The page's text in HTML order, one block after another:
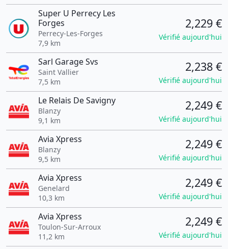
Super U Perrecy Les
Forges
Perrecy-Les-Forges
7,9 km
2,229 €
Vérifié aujourd'hui
Sarl Garage Svs
Saint Vallier
7,5 km
2,238 €
Vérifié aujourd'hui
Le Relais De Savigny
Blanzy
9,1 km
2,249 €
Vérifié aujourd'hui
Avia Xpress
Blanzy
9,5 km
2,249 €
Vérifié aujourd'hui
Avia Xpress
Genelard
10,3 km
2,249 €
Vérifié aujourd'hui
Avia Xpress
Toulon-Sur-Arroux
11,2 km
2,249 €
Vérifié aujourd'hui